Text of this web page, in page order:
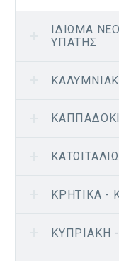
ΙΔΊΩΜΑ
ΥΠΆΤΗΣ
ΚΡΗΤΙΚΆ -
ΚΥΠΡΙΑΚΉ